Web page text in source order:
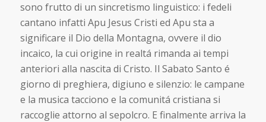
sono frutto di un sincretismo linguistico: i fedeli
cantano infatti Apu Jesus Cristi ed Apu sta a
significare il Dio della Montagna, ovvere il dio
incaico, la cui origine in realtá rimanda ai tempi
anteriori alla nascita di Cristo. Il Sabato Santo é
giorno di preghiera, digiuno e silenzio: le campane
e la musica tacciono e la comunitá cristiana si
raccoglie attorno al sepolcro. E finalmente arriva la